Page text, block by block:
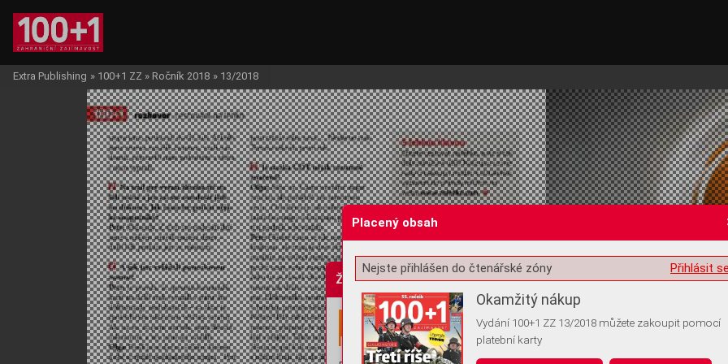
Žádost o souhlas s ukládáním volitelných informací
Extra Publishing » 100+1 ZZ » Ročník 2018 » 13/2018
Placený obsah
Přihlásit
Nejste přihlášen do čtenářské zóny
Okamžitý nákup
Vydání 100+1 ZZ 13/2018 můžete zakoupit pomocí
platební karty